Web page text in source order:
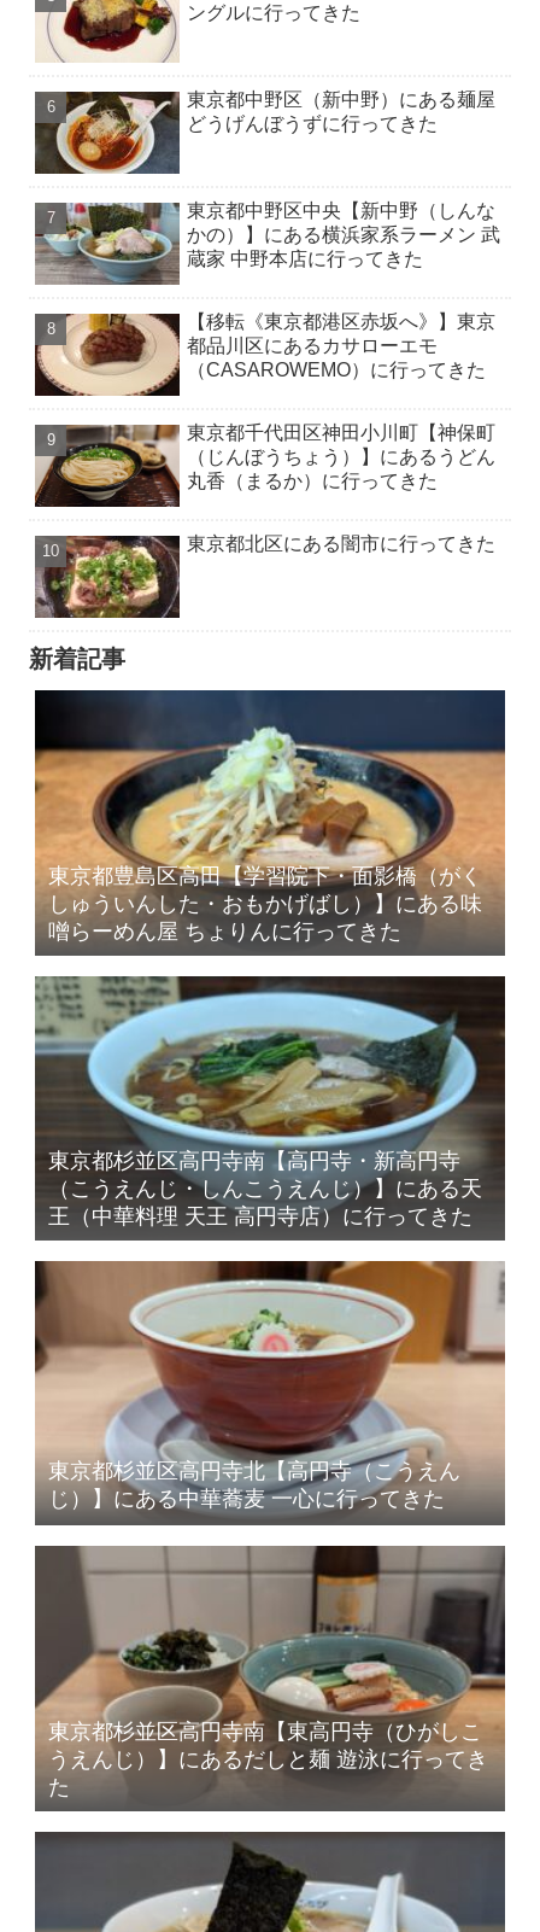
ングルに行ってきた
東京都中野区（新中野）にある麺屋
どうげんぼうずに行ってきた
東京都中野区中央【新中野（しんな
かの）】にある横浜家系ラーメン 武
蔵家 中野本店に行ってきた
【移転《東京都港区赤坂へ》】東京
都品川区にあるカサローエモ
（CASAROWEMO）に行ってきた
東京都千代田区神田小川町【神保町
（じんぼうちょう）】にあるうどん
丸香（まるか）に行ってきた
東京都北区にある闇市に行ってきた
新着記事
東京都豊島区高田【学習院下・面影橋（がく
しゅういんした・おもかげばし）】にある味
噌らーめん屋 ちょりんに行ってきた
東京都杉並区高円寺南【高円寺・新高円寺
（こうえんじ・しんこうえんじ）】にある天
王（中華料理 天王 高円寺店）に行ってきた
東京都杉並区高円寺北【高円寺（こうえん
じ）】にある中華蕎麦 一心に行ってきた
東京都杉並区高円寺南【東高円寺（ひがしこ
うえんじ）】にあるだしと麺 遊泳に行ってき
た